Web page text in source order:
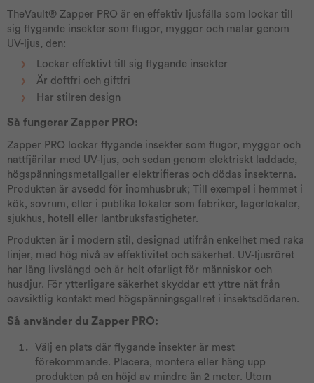
TheVault® Zapper PRO är en effektiv ljusfälla som lockar till
sig flygande insekter som flugor, myggor och malar genom
UV-ljus, den:
Lockar effektivt till sig flygande insekter
Är doftfri och giftfri
Har stilren design
Så fungerar Zapper PRO:
Zapper PRO lockar flygande insekter som flugor, myggor och
nattfjärilar med UV-ljus, och sedan genom elektriskt laddade,
högspänningsmetallgaller elektrifieras och dödas insekterna.
Produkten är avsedd för inomhusbruk; Till exempel i hemmet i
kök, sovrum, eller i publika lokaler som fabriker, lagerlokaler,
sjukhus, hotell eller lantbruksfastigheter.
Produkten är i modern stil, designad utifrån enkelhet med raka
linjer, med hög nivå av effektivitet och säkerhet. UV-ljusröret
har lång livslängd och är helt ofarligt för människor och
husdjur. För ytterligare säkerhet skyddar ett yttre nät från
oavsiktlig kontakt med högspänningsgallret i insektsdödaren.
Så använder du Zapper PRO:
Välj en plats där flygande insekter är mest
förekommande. Placera, montera eller häng upp
produkten på en höjd av mindre än 2 meter. Utom